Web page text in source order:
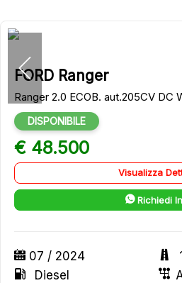
FORD Ranger
Ranger 2.0 ECOB. aut.205CV DC
DISPONIBILE
€ 48.500
Visualizza
Richiedi
07 / 2024
Diesel